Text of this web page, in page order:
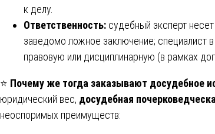
к делу.
Ответственность: судебный эксперт
заведомо ложное заключение;
правовую или дисциплинарную (в рамках
⭐ Почему же тогда заказывают досудебное
юридический вес, досудебная
неоспоримых преимуществ: